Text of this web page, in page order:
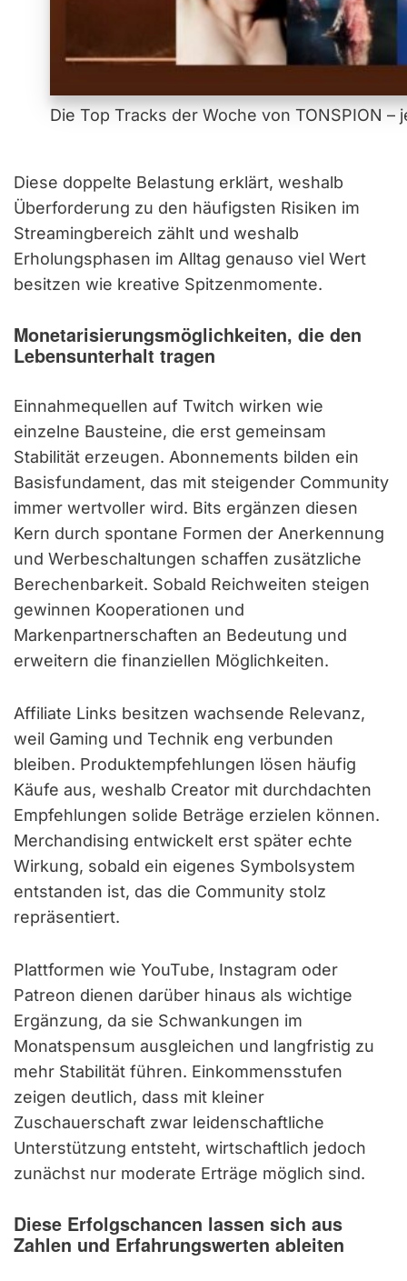
Die Top Tracks der Woche von TONSPION
Diese doppelte Belastung erklärt, weshalb
Überforderung zu den häufigsten Risiken im
Streamingbereich zählt und weshalb
Erholungsphasen im Alltag genauso viel Wert
besitzen wie kreative Spitzenmomente.
Monetarisierungsmöglichkeiten, die den
Lebensunterhalt tragen
Einnahmequellen auf Twitch wirken wie
einzelne Bausteine, die erst gemeinsam
Stabilität erzeugen. Abonnements bilden ein
Basisfundament, das mit steigender Community
immer wertvoller wird. Bits ergänzen diesen
Kern durch spontane Formen der Anerkennung
und Werbeschaltungen schaffen zusätzliche
Berechenbarkeit. Sobald Reichweiten steigen
gewinnen Kooperationen und
Markenpartnerschaften an Bedeutung und
erweitern die finanziellen Möglichkeiten.
Affiliate Links besitzen wachsende Relevanz,
weil Gaming und Technik eng verbunden
bleiben. Produktempfehlungen lösen häufig
Käufe aus, weshalb Creator mit durchdachten
Empfehlungen solide Beträge erzielen können.
Merchandising entwickelt erst später echte
Wirkung, sobald ein eigenes Symbolsystem
entstanden ist, das die Community stolz
repräsentiert.
Plattformen wie YouTube, Instagram oder
Patreon dienen darüber hinaus als wichtige
Ergänzung, da sie Schwankungen im
Monatspensum ausgleichen und langfristig zu
mehr Stabilität führen. Einkommensstufen
zeigen deutlich, dass mit kleiner
Zuschauerschaft zwar leidenschaftliche
Unterstützung entsteht, wirtschaftlich jedoch
zunächst nur moderate Erträge möglich sind.
Diese Erfolgschancen lassen sich aus
Zahlen und Erfahrungswerten ableiten